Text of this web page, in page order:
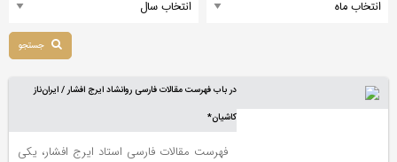
در باب فهرست مقالات فارسی روانشاد ایرج افشار / ایران‌ناز
کاشیان*
فهرست مقالات فارسی استاد ایرج افشار، یکی